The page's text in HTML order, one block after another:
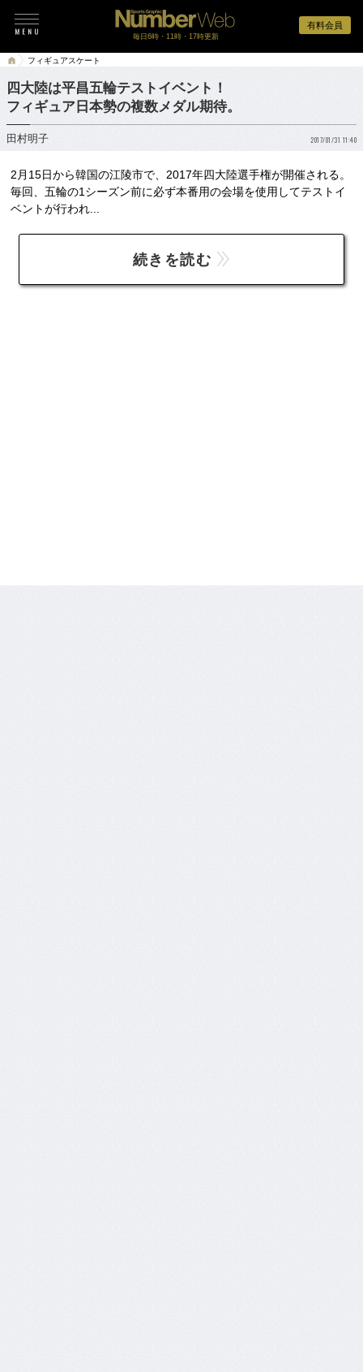
有料会員
毎日6時・11時・17時更新
フィギュアスケート
四大陸は平昌五輪テストイベント！
フィギュア日本勢の複数メダル期待。
田村明子 2017/01/31 11:40
2月15日から韓国の江陵市で、2017年四大陸選手権が開催される。
毎回、五輪の1シーズン前に必ず本番用の会場を使用してテストイ
ベントが行われ...
続きを読む